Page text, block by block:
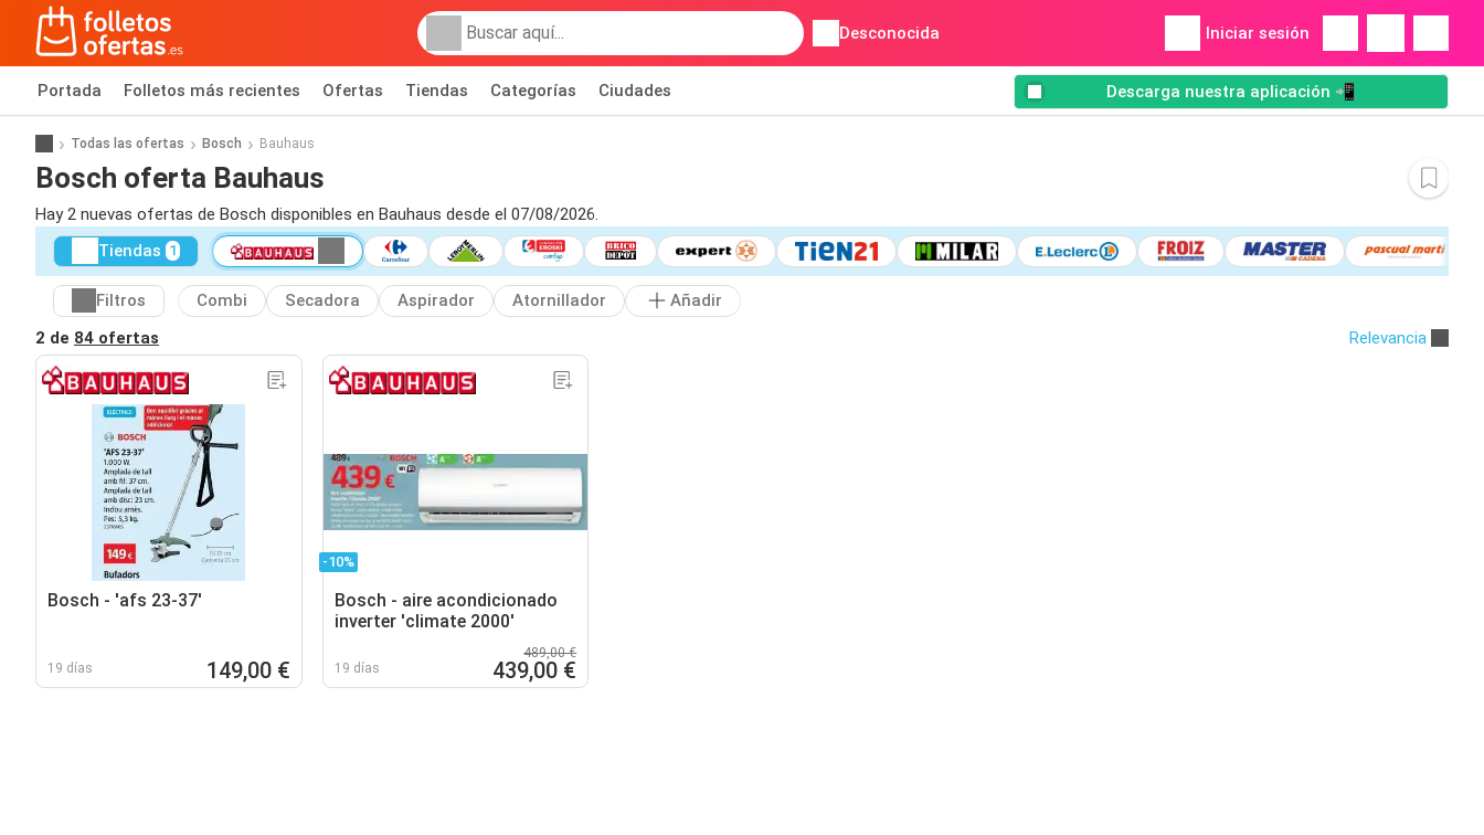
Desconocida Iniciar sesión
Portada Folletos más recientes Ofertas Tiendas Categorías Ciudades Descarga nuestra aplicación 📲
Todas las ofertas Bosch Bauhaus
Bosch oferta Bauhaus
Hay 2 nuevas ofertas de Bosch disponibles en Bauhaus desde el 07/08/2026.
Tiendas 1
Filtros Combi Secadora Aspirador Atornillador
Añadir
2 de 84 ofertas Relevancia
Bosch - 'afs 23-37'
19 días 149,00 €
-10%
Bosch - aire acondicionado
inverter 'climate 2000'
19 días
489,00 €
439,00 €